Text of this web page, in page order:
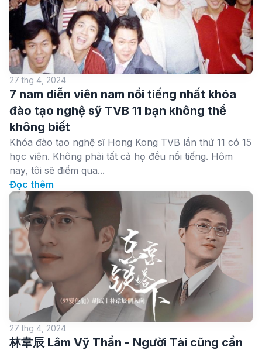
27 thg 4, 2024
7 nam diễn viên nam nổi tiếng nhất khóa
đào tạo nghệ sỹ TVB 11 bạn không thể
không biết
Khóa đào tạo nghệ sĩ Hong Kong TVB lần thứ 11 có 15
học viên. Không phải tất cả họ đều nổi tiếng. Hôm
nay, tôi sẽ điểm qua...
Đọc thêm
27 thg 4, 2024
林韋辰 Lâm Vỹ Thần - Người Tài cũng cần